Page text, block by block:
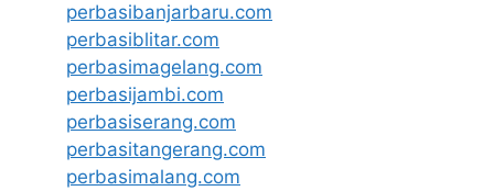
perbasibanjarbaru.com
perbasiblitar.com
perbasimagelang.com
perbasijambi.com
perbasiserang.com
perbasitangerang.com
perbasimalang.com